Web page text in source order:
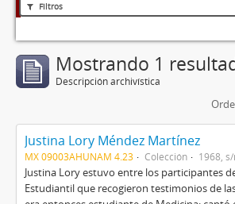
Filtros
Mostrando 1
Descripción archivística
Justina Lory Méndez Martínez
MX 09003AHUNAM 4.23 Colección 1968,
Justina Lory estuvo entre los participantes
Estudiantil que recogieron testimonios de